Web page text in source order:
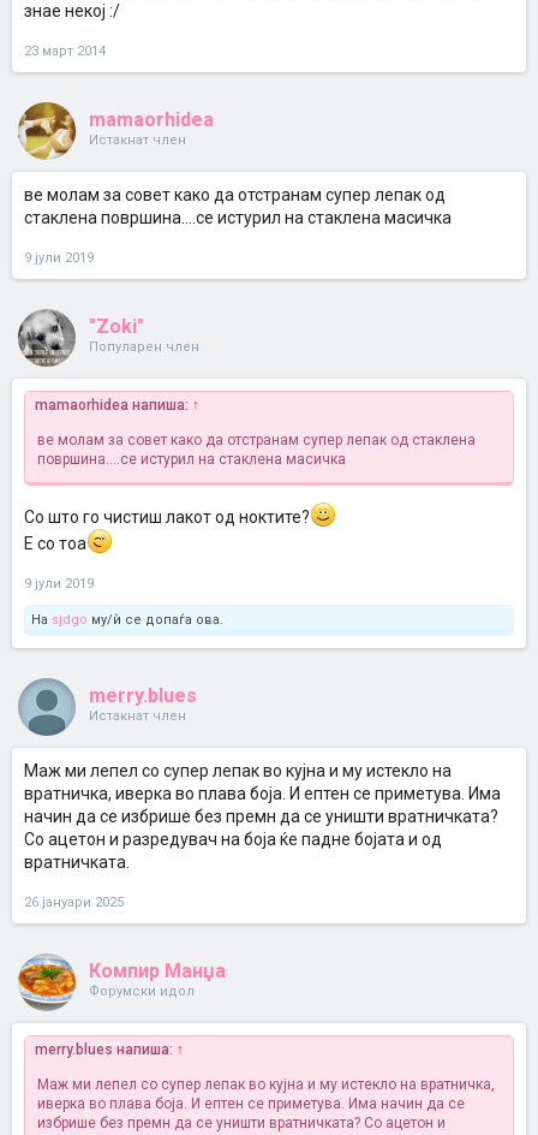
знае некој :/
23 март 2014
mamaorhidea
Истакнат член
ве молам за совет како да отстранам супер лепак од
стаклена површина....се истурил на стаклена масичка
9 јули 2019
"Zoki"
Популарен член
mamaorhidea напиша: ↑
ве молам за совет како да отстранам супер лепак од стаклена
површина....се истурил на стаклена масичка
Со што го чистиш лакот од ноктите?
Е со тоа
9 јули 2019
На sjdgo му/ѝ се допаѓа ова.
merry.blues
Истакнат член
Маж ми лепел со супер лепак во кујна и му истекло на
вратничка, иверка во плава боја. И ептен се приметува. Има
начин да се избрише без премн да се уништи вратничката?
Со ацетон и разредувач на боја ќе падне бојата и од
вратничката.
26 јануари 2025
Компир Манџа
Форумски идол
merry.blues напиша: ↑
Маж ми лепел со супер лепак во кујна и му истекло на вратничка,
иверка во плава боја. И ептен се приметува. Има начин да се
избрише без премн да се уништи вратничката? Со ацетон и